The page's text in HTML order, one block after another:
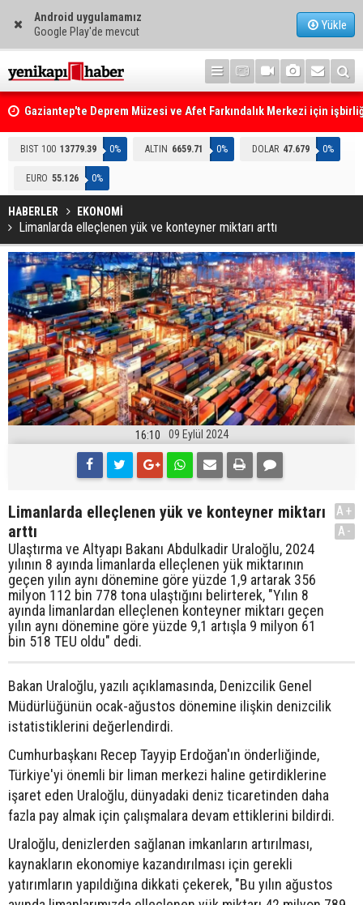
Android uygulamamız
Google Play'de mevcut
Yükle
protokolü imzalandı
Resmi Gazete'de Bugün
BIST 100 13779.39 0% ALTIN 6659.71 0% DOLAR 47.679 0%
EURO 55.126 0%
HABERLER EKONOMİ
Limanlarda elleçlenen yük ve konteyner miktarı arttı
16:10 09 Eylül 2024
Limanlarda elleçlenen yük ve konteyner miktarı
arttı
Ulaştırma ve Altyapı Bakanı Abdulkadir Uraloğlu, 2024
yılının 8 ayında limanlarda elleçlenen yük miktarının
geçen yılın aynı dönemine göre yüzde 1,9 artarak 356
milyon 112 bin 778 tona ulaştığını belirterek, "Yılın 8
ayında limanlardan elleçlenen konteyner miktarı geçen
yılın aynı dönemine göre yüzde 9,1 artışla 9 milyon 61
bin 518 TEU oldu" dedi.
A+
A-
Bakan Uraloğlu, yazılı açıklamasında, Denizcilik Genel
Müdürlüğünün ocak-ağustos dönemine ilişkin denizcilik
istatistiklerini değerlendirdi.
Cumhurbaşkanı Recep Tayyip Erdoğan'ın önderliğinde,
Türkiye'yi önemli bir liman merkezi haline getirdiklerine
işaret eden Uraloğlu, dünyadaki deniz ticaretinden daha
fazla pay almak için çalışmalara devam ettiklerini bildirdi.
Uraloğlu, denizlerden sağlanan imkanların artırılması,
kaynakların ekonomiye kazandırılması için gerekli
yatırımların yapıldığına dikkati çekerek, "Bu yılın ağustos